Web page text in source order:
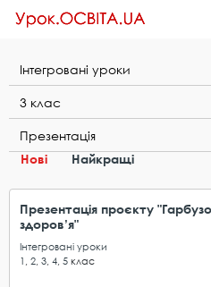
І​н​т​е​г​р​о​в​а​н​і​ ​у​р​о​к​и
3​ ​к​л​а​с
П​р​е​з​е​н​т​а​ц​і​я
Нові
Найкращі
Презентація проєкту
здоров’я"
Інтегровані уроки
1
2 3 4 5 клас